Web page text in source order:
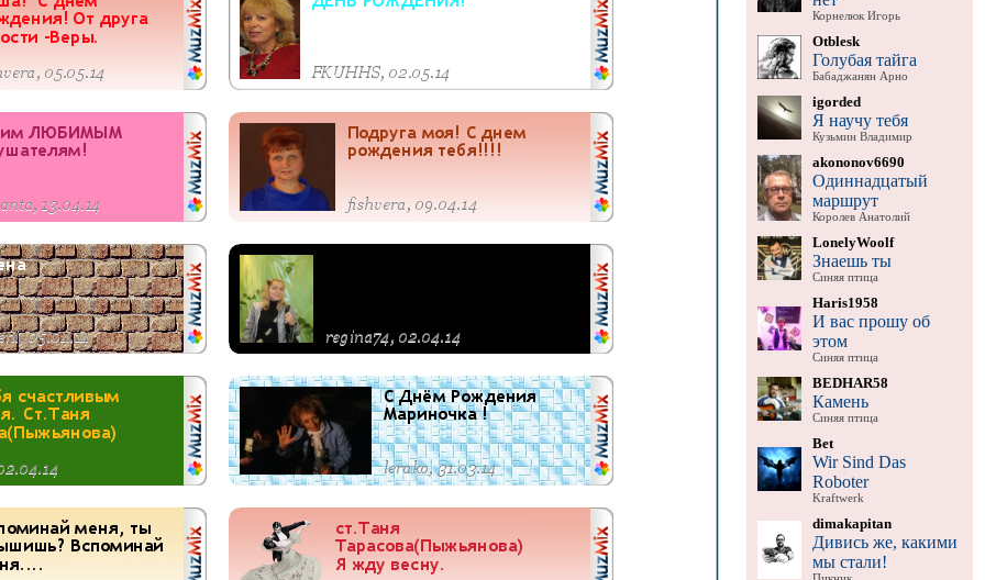
Корнелюк Игорь
Otblesk
Голубая тайга
Бабаджанян Арно
igorded
Я научу тебя
Кузьмин Владимир
akononov6690
Одиннадцатый
маршрут
Королев Анатолий
LonelyWoolf
Знаешь ты
Синяя птица
Haris1958
И вас прошу об
этом
Синяя птица
BEDHAR58
Камень
Синяя птица
Bet
Wir Sind Das
Roboter
Kraftwerk
dimakapitan
Дивись же, какими
мы стали!